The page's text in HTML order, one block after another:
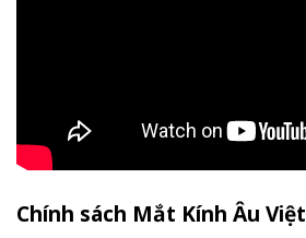
Chính sách Mắt Kính Âu Việt